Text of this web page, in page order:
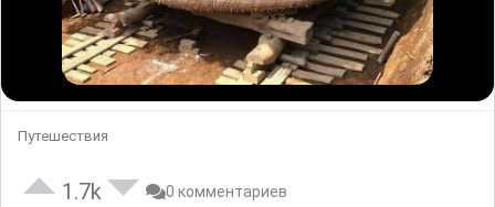
Путешествия
1.7k 0 комментариев